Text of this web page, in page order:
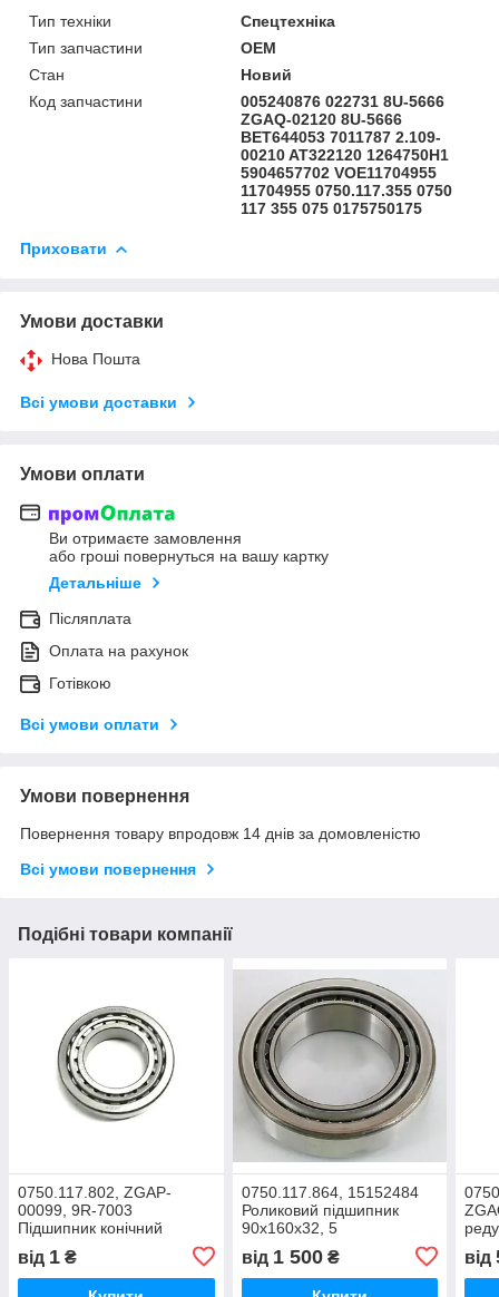
Тип техніки
Спецтехніка
Тип запчастини
OEM
Стан
Новий
Код запчастини
005240876 022731 8U-5666
ZGAQ-02120 8U-5666
BET644053 7011787 2.109-
00210 AT322120 1264750H1
5904657702 VOE11704955
11704955 0750.117.355 0750
117 355 075 0175750175
Приховати
Умови доставки
Нова Пошта
Всі умови доставки
Умови оплати
Ви отримаєте замовлення
або гроші повернуться на вашу картку
Детальніше
Післяплата
Оплата на рахунок
Готівкою
Всі умови оплати
Умови повернення
Повернення товару впродовж 14 днів за домовленістю
Всі умови повернення
Подібні товари компанії
0750.117.802, ZGAP-
00099, 9R-7003
Підшипник конічний
від 1 ₴
0750.117.864, 15152484
Роликовий підшипник
90х160х32, 5
від 1 500₴ від